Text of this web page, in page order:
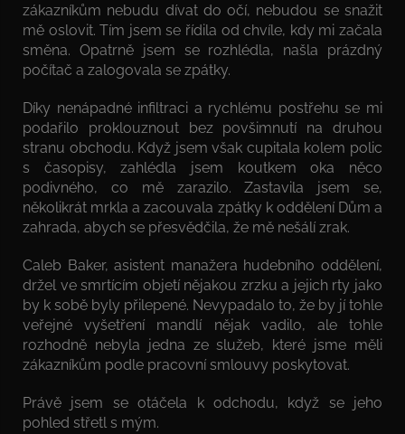
zákazníkům nebudu dívat do očí, nebudou se snažit
mě oslovit. Tím jsem se řídila od chvíle, kdy mi začala
směna. Opatrně jsem se rozhlédla, našla prázdný
počítač a zalogovala se zpátky.
Díky nenápadné infiltraci a rychlému postřehu se mi
podařilo proklouznout bez povšimnutí na druhou
stranu obchodu. Když jsem však cupitala kolem polic
s časopisy, zahlédla jsem koutkem oka něco
podivného, co mě zarazilo. Zastavila jsem se,
několikrát mrkla a zacouvala zpátky k oddělení Dům a
zahrada, abych se přesvědčila, že mě nešálí zrak.
Caleb Baker, asistent manažera hudebního oddělení,
držel ve smrtícím objetí nějakou zrzku a jejich rty jako
by k sobě byly přilepené. Nevypadalo to, že by jí tohle
veřejné vyšetření mandlí nějak vadilo, ale tohle
rozhodně nebyla jedna ze služeb, které jsme měli
zákazníkům podle pracovní smlouvy poskytovat.
Právě jsem se otáčela k odchodu, když se jeho
pohled střetl s mým.